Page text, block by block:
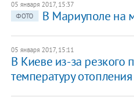
05 января 2017, 15:37
ФОТО
В Мариуполе на
05 января 2017, 15:11
В Киеве из-за резкого
температуру отопления